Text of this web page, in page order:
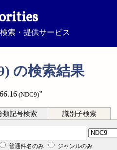
索・提供サービス
の検索結果
(NDC9)”
類記号検索 識別子検索
普通件名のみ ジャンルのみ